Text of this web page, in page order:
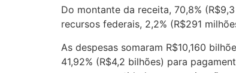
Do montante da receita, 70,8%
recursos federais, 2,2% (R$291
As despesas somaram R$10,160
41,92% (R$4,2 bilhões) para